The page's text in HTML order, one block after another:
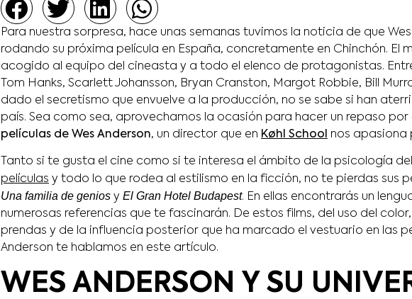
Para nuestra sorpresa, hace unas semanas tuvimos la noticia de que
rodando su próxima película en España, concretamente en Chinchón. El
acogido al equipo del cineasta y a todo el elenco de protagonistas.
Tom Hanks, Scarlett Johansson, Bryan Cranston, Margot Robbie, Bill
dado el secretismo que envuelve a la producción, no se sabe si han
país. Sea como sea, aprovechamos la ocasión para hacer un repaso por
películas de Wes Anderson, un director que en Køhl School nos apasiona
Tanto si te gusta el cine como si te interesa el ámbito de la psicología
películas y todo lo que rodea al estilismo en la ficción, no te pierdas sus
Una familia de genios y El Gran Hotel Budapest. En ellas encontrarás un
numerosas referencias que te fascinarán. De estos films, del uso del
prendas y de la influencia posterior que ha marcado el vestuario en las
Anderson te hablamos en este artículo.
WES ANDERSON Y SU